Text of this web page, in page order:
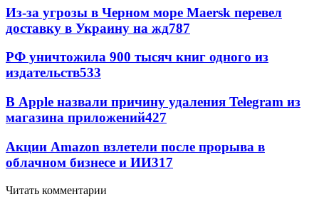
Из-за угрозы в Черном море Maersk перевел
доставку в Украину на жд787
РФ уничтожила 900 тысяч книг одного из
издательств533
В Apple назвали причину удаления Telegram из
магазина приложений427
Акции Amazon взлетели после прорыва в
облачном бизнесе и ИИ317
Читать комментарии